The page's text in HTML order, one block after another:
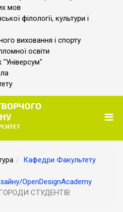
мов
філології, культури і
виховання і спорту
освіти
Кафедри Факультету
OpenDesignAcademy
СТУДЕНТІВ